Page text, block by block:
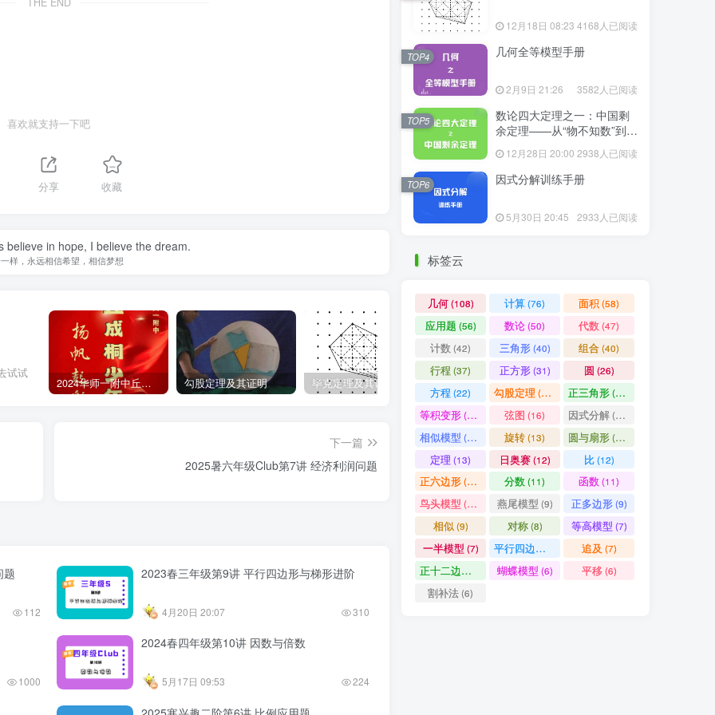
喜欢就支持一下吧
分享 收藏
believe in hope, I believe the dream.
样，永远相信希望，相信梦想
试试
2024华师一附中丘班游园考试真题 勾股定理及其证明 毕克定理及其证明 几何全等模型手册
下一篇
2025暑六年级Club第7讲 经济利润问题
题
112
2023春三年级第9讲 平行四边形与梯形进阶
4月20日 20:07 310
1000
2024春四年级第10讲 因数与倍数
5月17日 09:53 224
12月18日 08:23 4168人已阅读
几何全等模型手册
2月9日 21:26 3582人已阅读
TOP4
数论四大定理之一：中国剩
余定理——从“物不知数”到现
代代数
12月28日 20:00 2938人已阅读
TOP5
因式分解训练手册
5月30日 20:45 2933人已阅读
TOP6
标签云
几何(108) 计算(76) 面积(58)
应用题 (56) 数论(50) 代数(47)
计数(42) 三角形(40) 组合(40)
行程 (37) 正方形(31) 圆 (26)
方程 (22) 勾股定理 (19) 正三角形(19)
等积变形(18) 弦图 (16) 因式分解(15)
相似模型 (14) 旋转(13) 圆与扇形(13)
定理 (13) 日奥赛(12) 比(12)
正六边形(11) 分数(11) 函数(11)
鸟头模型 (10) 燕尾模型 (9) 正多边形(9)
相似 (9) 对称(8) 等高模型 (7)
一半模型 (7) 平行四边形 追及 (7)
正十二边形 蝴蝶模型 (6) 平移(6)
割补法(6)